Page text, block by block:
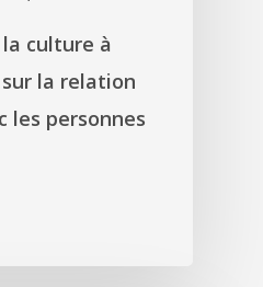
culture à
la relation
les personnes